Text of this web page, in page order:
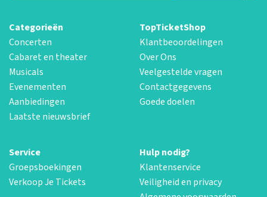
Categorieën
Concerten
Cabaret en theater
Musicals
Evenementen
Aanbiedingen
Laatste nieuwsbrief
TopTicketShop
Klantbeoordelingen
Over Ons
Veelgestelde vragen
Contactgegevens
Goede doelen
Service
Groepsboekingen
Verkoop Je Tickets
Hulp nodig?
Klantenservice
Veiligheid en privacy